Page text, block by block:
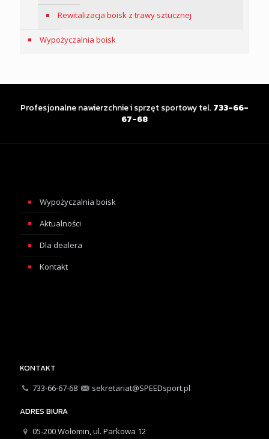
Rewitalizacja boisk z trawy sztucznej
Wypożyczalnia boisk
Profesjonalne nawierzchnie i sprzęt sportowy tel.733-66-
67-68
Wypożyczalnia boisk
Aktualności
Dla dealera
Kontakt
KONTAKT
733-66-67-68 sekretariat@SPEEDsport.pl
ADRES BIURA
05-200 Wołomin, ul. Parkowa 12